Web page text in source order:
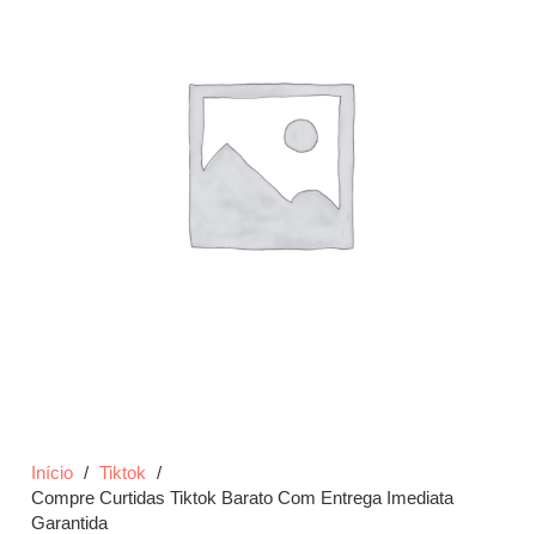
Início / Tiktok /
Compre Curtidas Tiktok Barato Com Entrega Imediata
Garantida